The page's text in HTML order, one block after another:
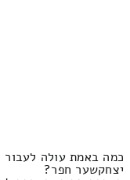
יצחקשער חפר?